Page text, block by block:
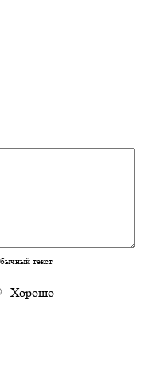
текст.
Хорошо